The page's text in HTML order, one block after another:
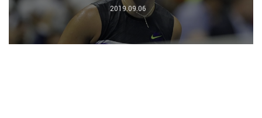
2019.09.06